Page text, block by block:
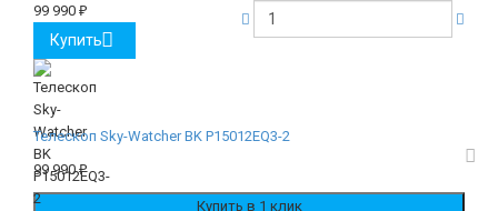
99 990 ₽
Купить
Телескоп Sky-Watcher BK P15012EQ3-2
99 990₽